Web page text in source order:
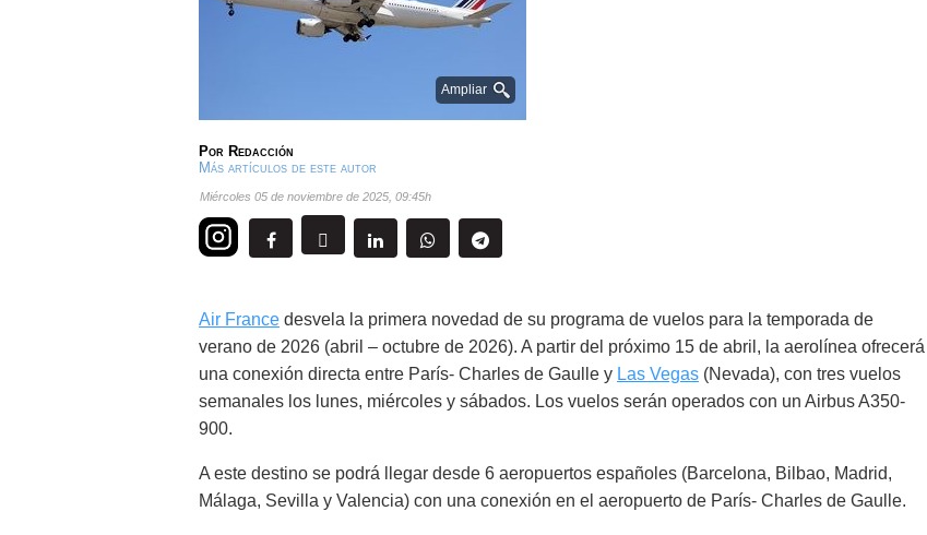
Ampliar
Por Redacción
Más artículos de este autor
miércoles 05 de noviembre de 2025 09:45h
Air France desvela la primera novedad de su programa de vuelos para la temporada de
verano de 2026 (abril – octubre de 2026). A partir del próximo 15 de abril, la aerolínea ofrecerá
una conexión directa entre París- Charles de Gaulle y Las Vegas (Nevada), con tres vuelos
semanales los lunes, miércoles y sábados. Los vuelos serán operados con un Airbus A350-
900.
A este destino se podrá llegar desde 6 aeropuertos españoles (Barcelona, Bilbao, Madrid,
Málaga, Sevilla y Valencia) con una conexión en el aeropuerto de París- Charles de Gaulle.